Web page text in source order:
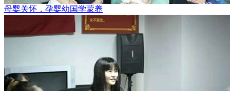
母婴关怀，孕婴幼国学蒙养